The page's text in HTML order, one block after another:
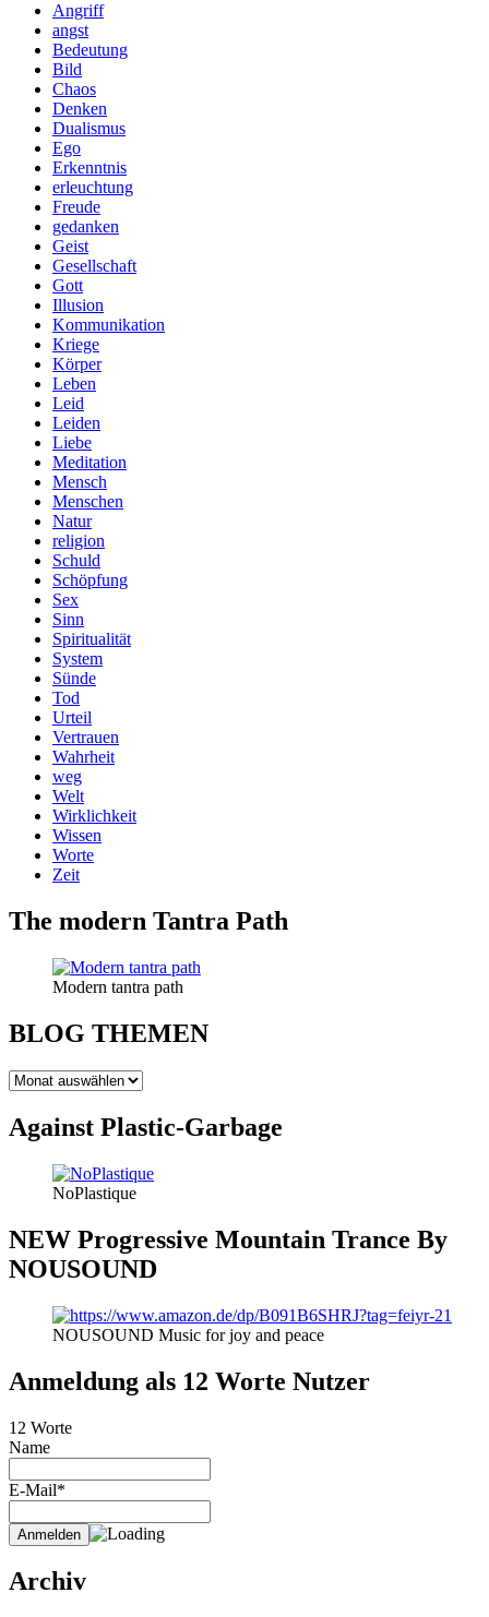
Angriff
angst
Bedeutung
Bild
Chaos
Denken
Dualismus
Ego
Erkenntnis
erleuchtung
Freude
gedanken
Geist
Gesellschaft
Gott
Illusion
Kommunikation
Kriege
Körper
Leben
Leid
Leiden
Liebe
Meditation
Mensch
Menschen
Natur
religion
Schuld
Schöpfung
Sex
Sinn
Spiritualität
System
Sünde
Tod
Urteil
Vertrauen
Wahrheit
weg
Welt
Wirklichkeit
Wissen
Worte
Zeit
The modern Tantra Path
Modern tantra path
BLOG THEMEN
BLOG
Against Plastic-Garbage
NoPlastique
NEW Progressive Mountain Trance By
NOUSOUND
NOUSOUND Music for joy and peace
Anmeldung als 12 Worte Nutzer
12 Worte
Name
E-Mail*
Archiv